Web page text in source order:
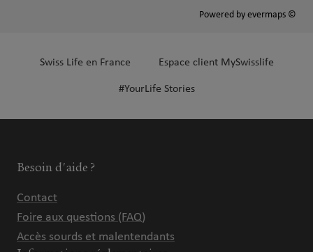
Powered by evermaps ©
Swiss Life en France Espace client MySwisslife
#YourLife Stories
Besoin d'aide ?
Contact
Foire aux questions (FAQ)
Accès sourds et malentendants